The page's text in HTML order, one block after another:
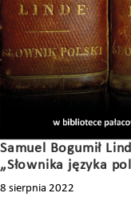
Samuel Bogumił
„Słownika języka
8 sierpnia 2022